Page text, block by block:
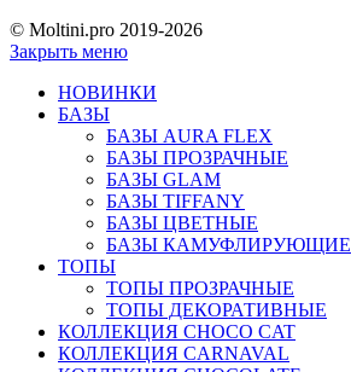
© Moltini.pro 2019-2026
Закрыть меню
НОВИНКИ
БАЗЫ
БАЗЫ AURA FLEX
БАЗЫ ПРОЗРАЧНЫЕ
БАЗЫ GLAM
БАЗЫ TIFFANY
БАЗЫ ЦВЕТНЫЕ
БАЗЫ КАМУФЛИРУЮЩИЕ
ТОПЫ
ТОПЫ ПРОЗРАЧНЫЕ
ТОПЫ ДЕКОРАТИВНЫЕ
КОЛЛЕКЦИЯ CHOCO CAT
КОЛЛЕКЦИЯ CARNAVAL